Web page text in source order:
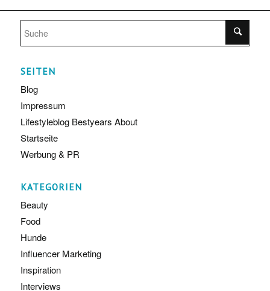
SEITEN
Blog
Impressum
Lifestyleblog Bestyears About
Startseite
Werbung & PR
KATEGORIEN
Beauty
Food
Hunde
Influencer Marketing
Inspiration
Interviews